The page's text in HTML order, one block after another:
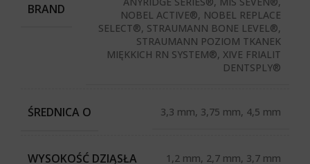
BRAND
NOBEL ACTIVE®, NOBEL REPLACE
SELECT®, STRAUMANN BONE LEVEL®,
STRAUMANN POZIOM TKANEK
MIĘKKICH RN SYSTEM®, XIVE FRIALIT
DENTSPLY®
ŚREDNICA O 3,3 mm, 3,75 mm, 4,5 mm
WYSOKOŚĆ DZIĄSŁA 1,2 mm, 2,7 mm, 3,7 mm